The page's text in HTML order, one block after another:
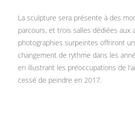
La sculpture sera présente à des
parcours, et trois salles dédiées aux
photographies surpeintes offriront
changement de rythme dans les
en illustrant les préoccupations de
cessé de peindre en 2017.